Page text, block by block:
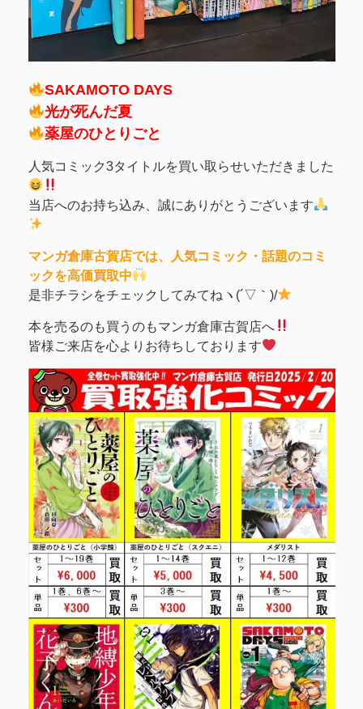
SAKAMOTO DAYS
光が死んだ夏
薬屋のひとりごと
人気コミック3タイトルを買い取らせいただきました
当店へのお持ち込み、誠にありがとうございます
マンガ倉庫古賀店では、人気コミック・話題のコミ
ックを高価買取中
是非チラシをチェックしてみてねヽ(´▽｀)/
本を売るのも買うのもマンガ倉庫古賀店へ
皆様ご来店を心よりお待ちしております